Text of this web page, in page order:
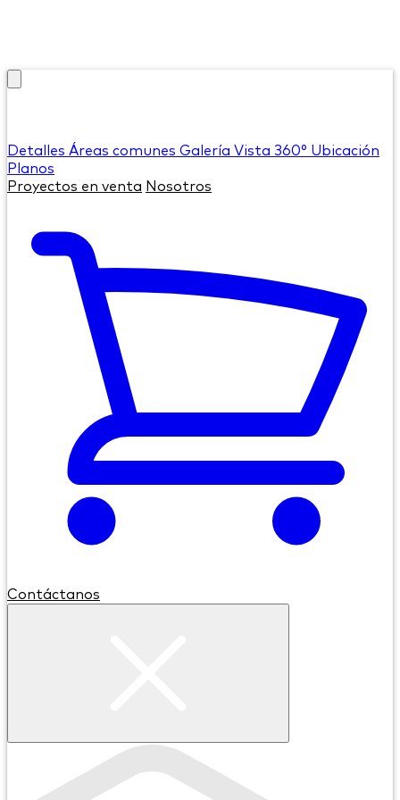
Detalles Áreas comunes Galería Vista 360° Ubicación
Planos
Proyectos en venta Nosotros
Contáctanos